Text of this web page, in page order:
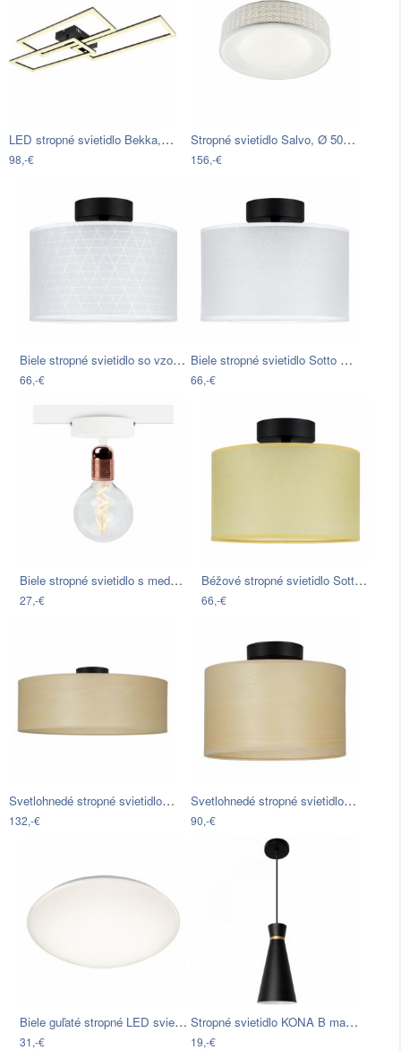
LED stropné svietidlo Bekka, max. 58…
98,-€
Stropné svietidlo Salvo, Ø 50 cm
156,-€
Biele stropné svietidlo so vzorom…
66,-€
Biele stropné svietidlo Sotto Luce Taiko
66,-€
Biele stropné svietidlo s medenou…
27,-€
Béžové stropné svietidlo Sotto Luce…
66,-€
Svetlohnedé stropné svietidlo Sotto…
132,-€
Svetlohnedé stropné svietidlo Sotto…
90,-€
Biele guľaté stropné LED svietidlo Trio…
31,-€
Stropné svietidlo KONA B matne čierne
19,-€